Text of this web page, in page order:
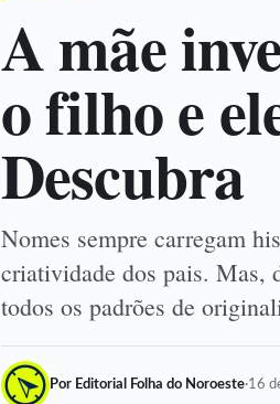
A mãe
o filho e
Descubra
Nomes sempre carregam
criatividade dos pais. Mas,
todos os padrões de
Por Editorial Folha do Noroeste·16